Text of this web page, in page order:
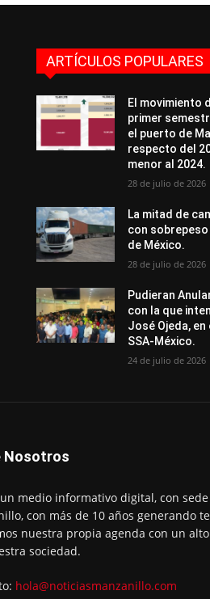
ARTÍCULOS POPULARES
El movimiento
primer
el puerto de
respecto del
menor al 2024.
28 de julio de 2026
La mitad de
con
de México.
28 de julio de 2026
Pudieran
con la que
José Ojeda,
SSA-México.
24 de julio de 2026
Nosotros
medio informativo digital, con
con más de 10 años generando
nuestra propia agenda con un
sociedad.
hola@noticiasmanzanillo.com